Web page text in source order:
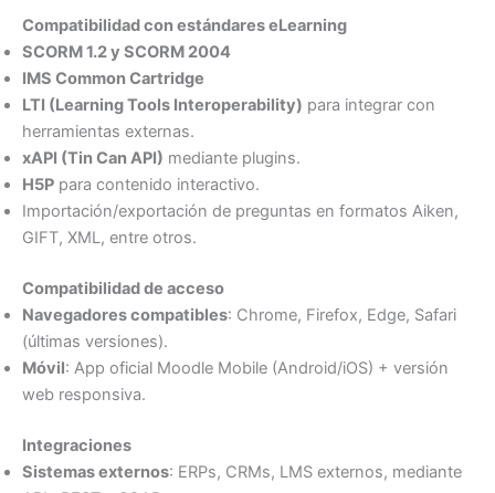
Compatibilidad con estándares eLearning
SCORM 1.2 y SCORM 2004
IMS Common Cartridge
LTI (Learning Tools Interoperability) para integrar con
herramientas externas.
xAPI (Tin Can API) mediante plugins.
H5P para contenido interactivo.
Importación/exportación de preguntas en formatos Aiken,
GIFT, XML, entre otros.
Compatibilidad de acceso
Navegadores compatibles: Chrome, Firefox, Edge, Safari
(últimas versiones).
Móvil: App oficial Moodle Mobile (Android/iOS) + versión
web responsiva.
Integraciones
Sistemas externos: ERPs, CRMs, LMS externos, mediante